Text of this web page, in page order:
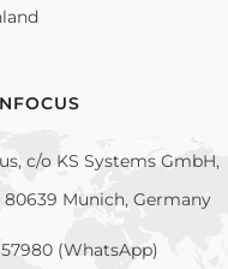
c/o KS Systems GmbH,
Munich, Germany
(WhatsApp)